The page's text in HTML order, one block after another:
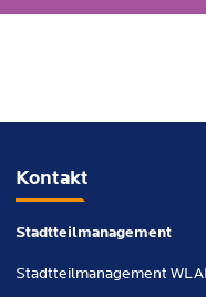
Kontakt
Stadtteilmanagement
Stadtteilmanagement